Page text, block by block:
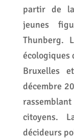
partir de
jeunes
Thunberg.
écologiques
Bruxelles
décembre
citoyens.
décideurs